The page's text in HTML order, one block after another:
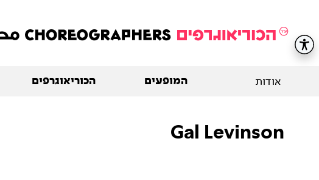
אודות המופעים הכוריאוגרפים
Gal Levinson